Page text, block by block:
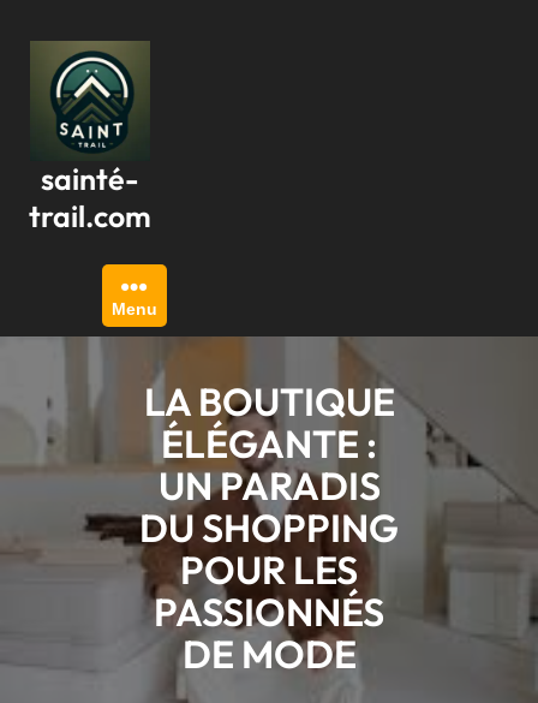
contenu
sainté-
trail.com
Menu
LA BOUTIQUE
ÉLÉGANTE :
UN PARADIS
DU SHOPPING
POUR LES
PASSIONNÉS
DE MODE